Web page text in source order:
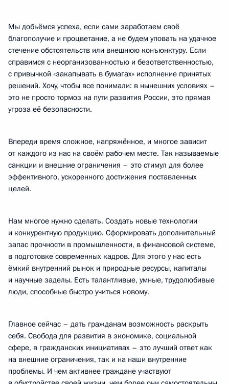
Мы добьёмся успеха, если сами заработаем своё
благополучие и процветание, а не будем уповать на удачное
стечение обстоятельств или внешнюю конъюнктуру. Если
справимся с неорганизованностью и безответственностью,
с привычкой «закапывать в бумагах» исполнение принятых
решений. Хочу, чтобы все понимали: в нынешних условиях –
это не просто тормоз на пути развития России, это прямая
угроза её безопасности.
Впереди время сложное, напряжённое, и многое зависит
от каждого из нас на своём рабочем месте. Так называемые
санкции и внешние ограничения – это стимул для более
эффективного, ускоренного достижения поставленных
целей.
Нам многое нужно сделать. Создать новые технологии
и конкурентную продукцию. Сформировать дополнительный
запас прочности в промышленности, в финансовой системе,
в подготовке современных кадров. Для этого у нас есть
ёмкий внутренний рынок и природные ресурсы, капиталы
и научные заделы. Есть талантливые, умные, трудолюбивые
люди, способные быстро учиться новому.
Главное сейчас – дать гражданам возможность раскрыть
себя. Свобода для развития в экономике, социальной
сфере, в гражданских инициативах – это лучший ответ как
на внешние ограничения, так и на наши внутренние
проблемы. И чем активнее граждане участвуют